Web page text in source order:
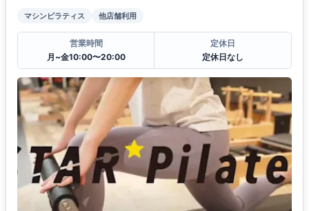
マシンピラティス 他店舗利用
営業時間
月~金10:00〜20:00
定休日
定休日なし